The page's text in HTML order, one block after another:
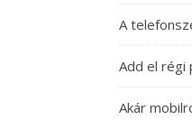
A
Add el régi
Akár